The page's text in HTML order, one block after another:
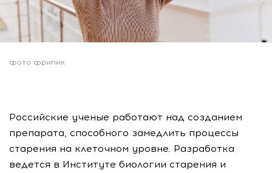
фото фрипик
Российские ученые работают над созданием
препарата, способного замедлить процессы
старения на клеточном уровне. Разработка
ведется в Институте биологии старения и